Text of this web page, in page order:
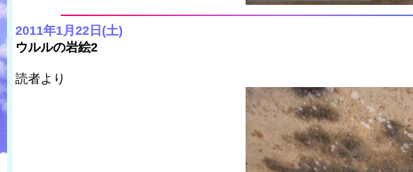
2011年1月22日(土)
ウルルの岩絵2
読者より